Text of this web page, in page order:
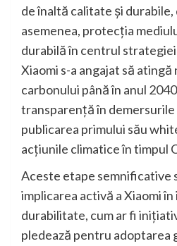
de înaltă calitate și durabile,
asemenea, protecția
durabilă în centrul
Xiaomi s-a angajat să
carbonului până în anul
transparență în demersurile
publicarea primului său
acțiunile climatice în timpul
Aceste etape semnificative
implicarea activă a Xiaomi
durabilitate, cum ar fi
pledează pentru adoptarea